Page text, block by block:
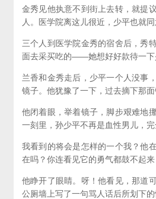
金秀见他执意不到街上去转，就提
人。医学院离这儿很近，少平也就
三个人到医学院金秀的宿舍后，秀
面去采买吃的——她想好好款待一下
兰香和金秀走后，少平一个人没事
镜子。他犹豫了一下，过去摘下那
他闭着眼，举着镜子，脚步艰难地
一刻里，孙少平不再是血性男儿，
我看到的将会是怎样的一个我？他
在吗？你连看见它的勇气都鼓不起
他睁开了眼睛。呀！他看见，那道
公厕墙上写了一句骂人话后所划下的